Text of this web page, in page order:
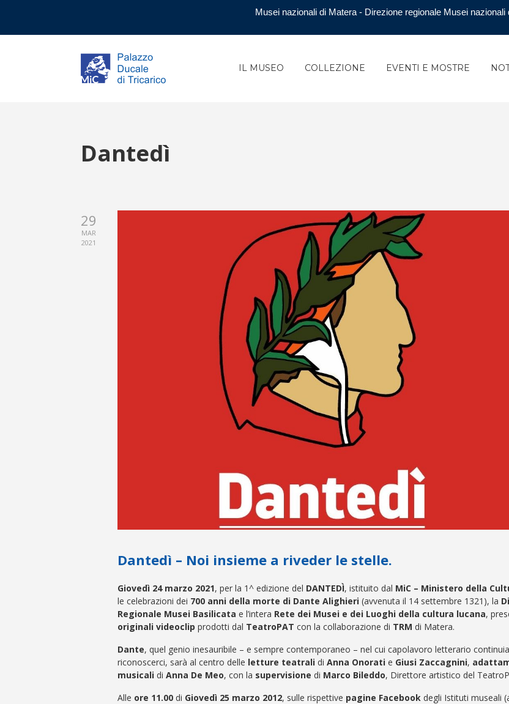
Musei nazionali di Matera - Direzione regionale Musei nazionali
IL MUSEO COLLEZIONE EVENTI E MOSTRE
Dantedì
29
MAR
2021
Dantedì – Noi insieme a riveder le stelle.
Giovedì 24 marzo 2021, per la 1^ edizione del DANTEDÌ, istituito dal MiC – Ministero della
le celebrazioni dei 700 anni della morte di Dante Alighieri (avvenuta il 14 settembre 1321), la
Regionale Musei Basilicata e l’intera Rete dei Musei e dei Luoghi della cultura lucana,
originali videoclip prodotti dal TeatroPAT con la collaborazione di TRM di Matera.
Dante, quel genio inesauribile – e sempre contemporaneo – nel cui capolavoro letterario
riconoscerci, sarà al centro delle letture teatrali di Anna Onorati e Giusi Zaccagnini,
musicali di Anna De Meo, con la supervisione di Marco Bileddo, Direttore artistico del
Alle ore 11.00 di Giovedì 25 marzo 2012, sulle rispettive pagine Facebook degli Istituti museali